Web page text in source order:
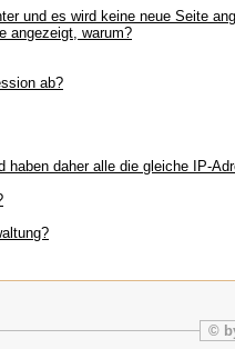
und es wird keine neue Seite
angezeigt, warum?
ab?
haben daher alle die gleiche IP-
©